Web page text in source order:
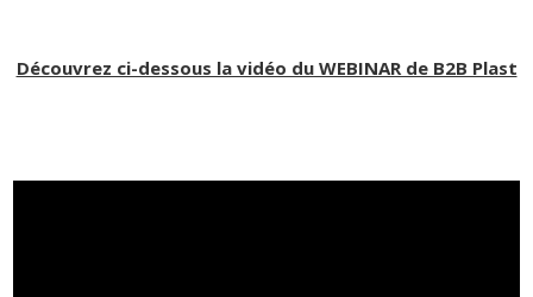
Découvrez ci-dessous la vidéo du WEBINAR de B2B Plast